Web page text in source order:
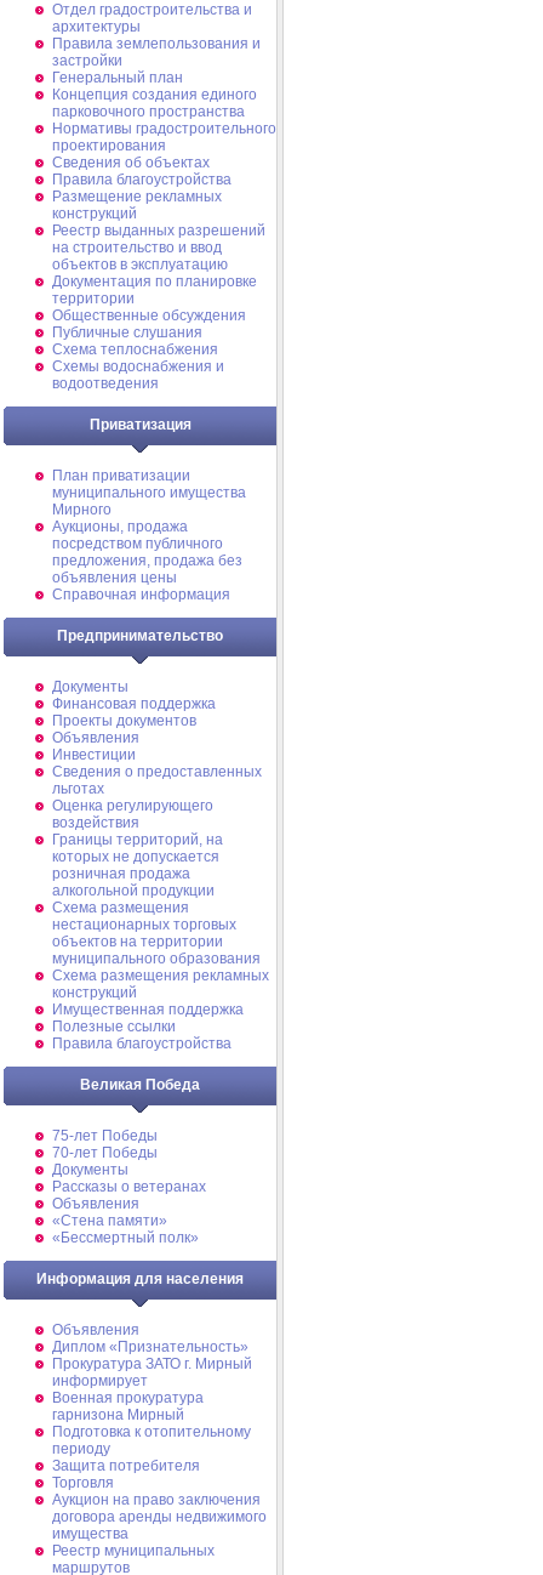
Отдел градостроительства и
архитектуры
Правила землепользования и
застройки
Генеральный план
Концепция создания единого
парковочного пространства
Нормативы градостроительного
проектирования
Сведения об объектах
Правила благоустройства
Размещение рекламных
конструкций
Реестр выданных разрешений
на строительство и ввод
объектов в эксплуатацию
Документация по планировке
территории
Общественные обсуждения
Публичные слушания
Схема теплоснабжения
Схемы водоснабжения и
водоотведения
Приватизация
План приватизации
муниципального имущества
Мирного
Аукционы, продажа
посредством публичного
предложения, продажа без
объявления цены
Справочная информация
Предпринимательство
Документы
Финансовая поддержка
Проекты документов
Объявления
Инвестиции
Сведения о предоставленных
льготах
Оценка регулирующего
воздействия
Границы территорий, на
которых не допускается
розничная продажа
алкогольной продукции
Схема размещения
нестационарных торговых
объектов на территории
муниципального образования
Схема размещения рекламных
конструкций
Имущественная поддержка
Полезные ссылки
Правила благоустройства
Великая Победа
75-лет Победы
70-лет Победы
Документы
Рассказы о ветеранах
Объявления
«Стена памяти»
«Бессмертный полк»
Информация для населения
Объявления
Диплом «Признательность»
Прокуратура ЗАТО г. Мирный
информирует
Военная прокуратура
гарнизона Мирный
Подготовка к отопительному
периоду
Защита потребителя
Торговля
Аукцион на право заключения
договора аренды недвижимого
имущества
Реестр муниципальных
маршрутов